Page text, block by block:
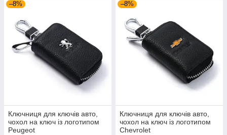
–8%
Ключниця для ключів авто,
чохол на ключ із логотипом
Peugeot
–8%
Ключниця для ключів авто,
чохол на ключ із логотипом
Chevrolet